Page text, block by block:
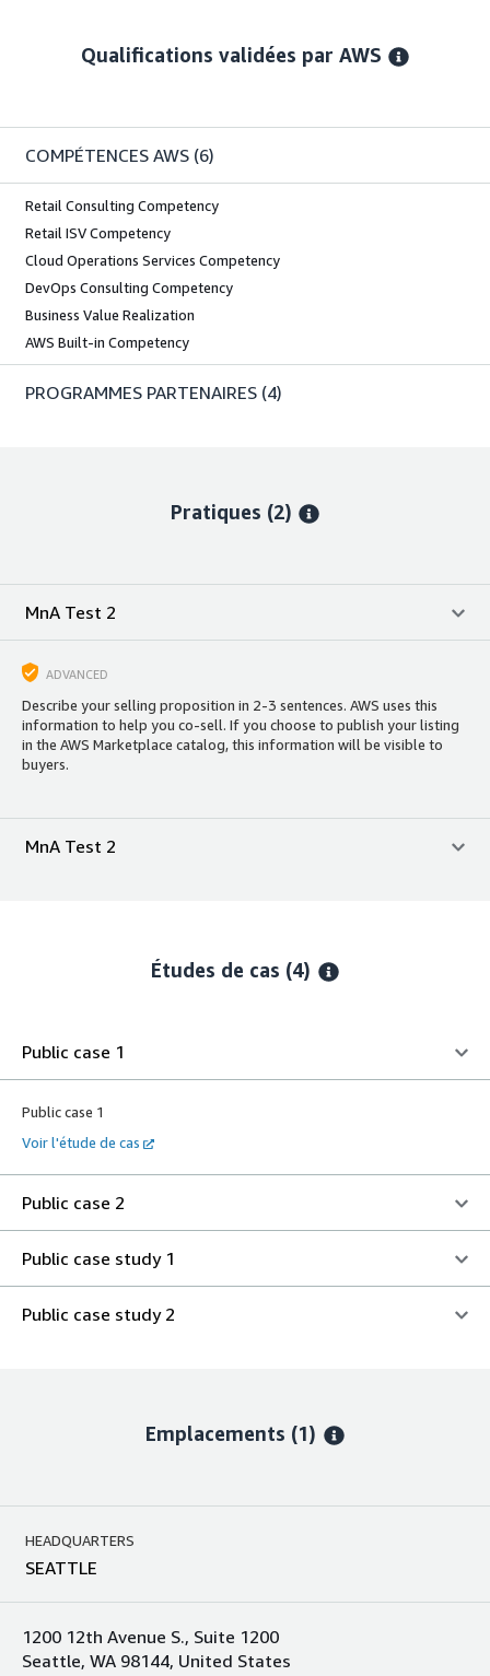
Qualifications validées par AWS
COMPÉTENCES AWS (6)
Retail Consulting Competency
Retail ISV Competency
Cloud Operations Services Competency
DevOps Consulting Competency
Business Value Realization
AWS Built-in Competency
PROGRAMMES PARTENAIRES (4)
Pratiques (2)
MnA Test 2
ADVANCED
Describe your selling proposition in 2-3 sentences. AWS uses this
information to help you co-sell. If you choose to publish your listing
in the AWS Marketplace catalog, this information will be visible to
buyers.
MnA Test 2
Études de cas (4)
Public case 1
Public case 1
Voir l'étude de cas
Public case 2
Public case study 1
Public case study 2
Emplacements (1)
HEADQUARTERS
SEATTLE
1200 12th Avenue S., Suite 1200
Seattle, WA 98144, United States